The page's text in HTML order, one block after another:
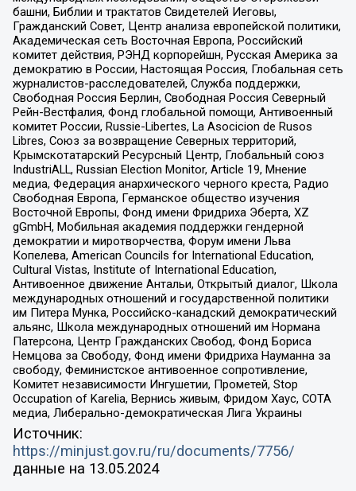
башни, Библии и трактатов Свидетелей Иеговы,
Гражданский Совет, Центр анализа европейской политики,
Академическая сеть Восточная Европа, Российский
комитет действия, РЭНД корпорейшн, Русская Америка за
демократию в России, Настоящая Россия, Глобальная сеть
журналистов-расследователей, Служба поддержки,
Свободная Россия Берлин, Свободная Россия Северный
Рейн-Вестфалия, Фонд глобальной помощи, Антивоенный
комитет России, Russie-Libertes, La Asocicion de Rusos
Libres, Союз за возвращение Северных территорий,
Крымскотатарский Ресурсный Центр, Глобальный союз
IndustriALL, Russian Election Monitor, Article 19, Мнение
медиа, Федерация анархического черного креста, Радио
Свободная Европа, Германское общество изучения
Восточной Европы, Фонд имени Фридриха Эберта, XZ
gGmbH, Мобильная академия поддержки гендерной
демократии и миротворчества, Форум имени Льва
Копелева, American Councils for International Education,
Cultural Vistas, Institute of International Education,
Антивоенное движение Антальи, Открытый диалог, Школа
международных отношений и государственной политики
им Питера Мунка, Российско-канадский демократический
альянс, Школа международных отношений им Нормана
Патерсона, Центр Гражданских Свобод, Фонд Бориса
Немцова за Свободу, Фонд имени Фридриха Науманна за
свободу, Феминистское антивоенное сопротивление,
Комитет независимости Ингушетии, Прометей, Stop
Occupation of Karelia, Вернись живым, Фридом Хаус, СОТА
медиа, Либерально-демократическая Лига Украины
Источник:
https://minjust.gov.ru/ru/documents/7756/
данные на 13.05.2024